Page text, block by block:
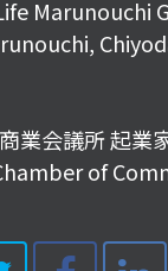
Marunouchi
業会議所 起業
of